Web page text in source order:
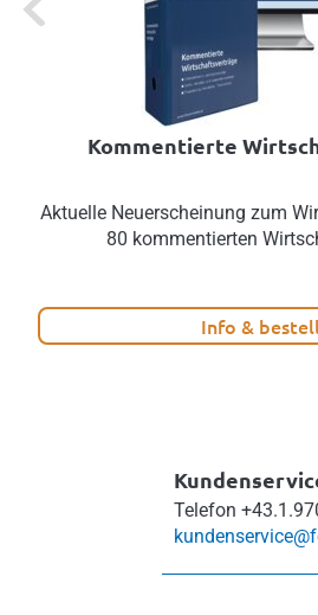
Kommentierte
Aktuelle Neuerscheinung zum
80 kommentierten
Info &
Telefon